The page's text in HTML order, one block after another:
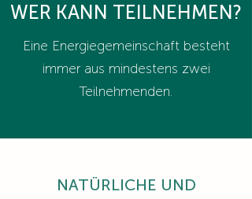
WER KANN TEILNEHMEN?
Eine Energiegemeinschaft besteht
immer aus mindestens zwei
Teilnehmenden.
NATÜRLICHE UND